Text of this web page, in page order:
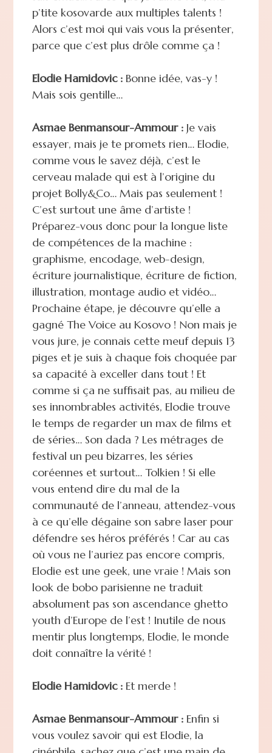
p’tite kosovarde aux multiples talents !
Alors c’est moi qui vais vous la présenter,
parce que c’est plus drôle comme ça !
Elodie Hamidovic :Bonne idée, vas-y !
Mais sois gentille…
Asmae Benmansour-Ammour : Je vais
essayer, mais je te promets rien… Elodie,
comme vous le savez déjà, c’est le
cerveau malade qui est à l’origine du
projet Bolly&Co… Mais pas seulement !
C’est surtout une âme d’artiste !
Préparez-vous donc pour la longue liste
de compétences de la machine :
graphisme, encodage, web-design,
écriture journalistique, écriture de fiction,
illustration, montage audio et vidéo…
Prochaine étape, je découvre qu’elle a
gagné The Voice au Kosovo ! Non mais je
vous jure, je connais cette meuf depuis 13
piges et je suis à chaque fois choquée par
sa capacité à exceller dans tout ! Et
comme si ça ne suffisait pas, au milieu de
ses innombrables activités, Elodie trouve
le temps de regarder un max de films et
de séries… Son dada ? Les métrages de
festival un peu bizarres, les séries
coréennes et surtout… Tolkien ! Si elle
vous entend dire du mal de la
communauté de l’anneau, attendez-vous
à ce qu’elle dégaine son sabre laser pour
défendre ses héros préférés ! Car au cas
où vous ne l’auriez pas encore compris,
Elodie est une geek, une vraie ! Mais son
look de bobo parisienne ne traduit
absolument pas son ascendance ghetto
youth d’Europe de l’est ! Inutile de nous
mentir plus longtemps, Elodie, le monde
doit connaître la vérité !
Elodie Hamidovic :Et merde !
Asmae Benmansour-Ammour :Enfin si
vous voulez savoir qui est Elodie, la